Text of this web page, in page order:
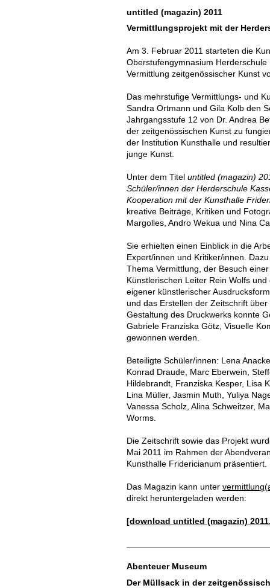
untitled (magazin) 2011
Vermittlungsprojekt mit der
Am 3. Februar 2011 starteten die
Oberstufengymnasium
Vermittlung zeitgenössischer Kunst
Das mehrstufige Vermittlungs- und
Sandra Ortmann und Gila Kolb den
Jahrgangsstufe 12 von Dr. Andrea
der zeitgenössischen Kunst zu
der Institution Kunsthalle und
junge Kunst.
Unter dem Titel untitled (magazin)
Schüler/innen der Herderschule
Kooperation mit der Kunsthalle
kreative Beiträge, Kritiken und
Margolles, Andro Wekua und Nina
Sie erhielten einen Einblick in die
Expert/innen und Kritiker/innen.
Thema Vermittlung, der Besuch
Künstlerischen Leiter Rein Wolfs
eigener künstlerischer
und das Erstellen der Zeitschrift
Gestaltung des Druckwerks konnte
Gabriele Franziska Götz, Visuelle
gewonnen werden.
Beteiligte Schüler/innen: Lena
Konrad Draude, Marc Eberwein,
Hildebrandt, Franziska Kesper, Lisa
Lina Müller, Jasmin Muth, Yuliya
Vanessa Scholz, Alina Schweitzer,
Worms.
Die Zeitschrift sowie das Projekt
Mai 2011 im Rahmen der
Kunsthalle Fridericianum präsentiert.
Das Magazin kann unter
direkt heruntergeladen werden:
[download untitled (magazin)
Abenteuer Museum
Der Müllsack in der